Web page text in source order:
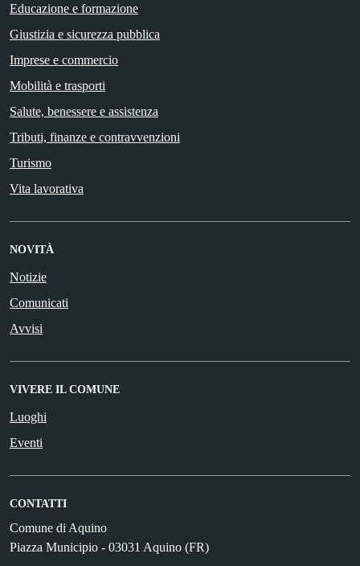
Educazione e formazione
Giustizia e sicurezza pubblica
Imprese e commercio
Mobilità e trasporti
Salute, benessere e assistenza
Tributi, finanze e contravvenzioni
Turismo
Vita lavorativa
NOVITÀ
Notizie
Comunicati
Avvisi
VIVERE IL COMUNE
Luoghi
Eventi
CONTATTI
Comune di Aquino
Piazza Municipio - 03031 Aquino (FR)